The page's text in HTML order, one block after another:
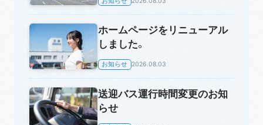
ホームページをリニューアル
しました。
お知らせ 2026.08.03
送迎バス運行時間変更のお知
らせ